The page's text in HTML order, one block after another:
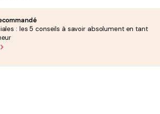
: les 5 conseils à savoir absolument en tant
qui peuvent détruire ou
de la SASU peut être engagée ;
s'effondre, endommageant une
et d'indemniser le client pour les
Cela peut entraîner une perte